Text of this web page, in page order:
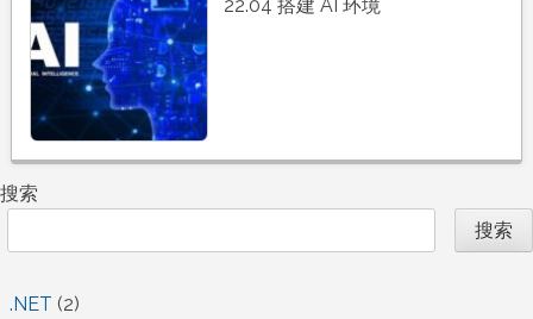
AI
22.04 搭建 AI 环境
搜索
搜索
.NET (2)